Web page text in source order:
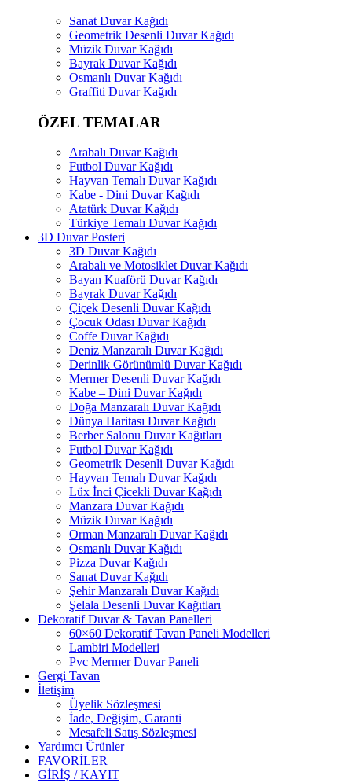
Sanat Duvar Kağıdı
Geometrik Desenli Duvar Kağıdı
Müzik Duvar Kağıdı
Bayrak Duvar Kağıdı
Osmanlı Duvar Kağıdı
Graffiti Duvar Kağıdı
ÖZEL TEMALAR
Arabalı Duvar Kağıdı
Futbol Duvar Kağıdı
Hayvan Temalı Duvar Kağıdı
Kabe - Dini Duvar Kağıdı
Atatürk Duvar Kağıdı
Türkiye Temalı Duvar Kağıdı
3D Duvar Posteri
3D Duvar Kağıdı
Arabalı ve Motosiklet Duvar Kağıdı
Bayan Kuaförü Duvar Kağıdı
Bayrak Duvar Kağıdı
Çiçek Desenli Duvar Kağıdı
Çocuk Odası Duvar Kağıdı
Coffe Duvar Kağıdı
Deniz Manzaralı Duvar Kağıdı
Derinlik Görünümlü Duvar Kağıdı
Mermer Desenli Duvar Kağıdı
Kabe – Dini Duvar Kağıdı
Doğa Manzaralı Duvar Kağıdı
Dünya Haritası Duvar Kağıdı
Berber Salonu Duvar Kağıtları
Futbol Duvar Kağıdı
Geometrik Desenli Duvar Kağıdı
Hayvan Temalı Duvar Kağıdı
Lüx İnci Çicekli Duvar Kağıdı
Manzara Duvar Kağıdı
Müzik Duvar Kağıdı
Orman Manzaralı Duvar Kağıdı
Osmanlı Duvar Kağıdı
Pizza Duvar Kağıdı
Sanat Duvar Kağıdı
Şehir Manzaralı Duvar Kağıdı
Şelala Desenli Duvar Kağıtları
Dekoratif Duvar & Tavan Panelleri
60×60 Dekoratif Tavan Paneli Modelleri
Lambiri Modelleri
Pvc Mermer Duvar Paneli
Gergi Tavan
İletişim
Üyelik Sözleşmesi
İade, Değişim, Garanti
Mesafeli Satış Sözleşmesi
Yardımcı Ürünler
FAVORİLER
GİRİŞ / KAYIT